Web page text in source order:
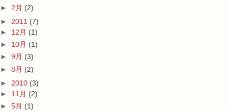
► 2月 (2)
► 2011 (7)
► 12月 (1)
► 10月 (1)
► 9月 (3)
► 8月 (2)
► 2010 (3)
► 11月 (2)
► 5月 (1)